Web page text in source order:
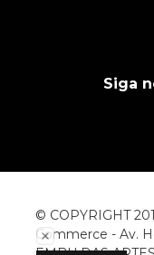
Siga
© COPYRIGHT
Commerce - Av.